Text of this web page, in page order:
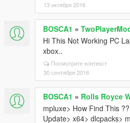
13 октября 2016
BOSCA1 »
Hi This Not Working PC
xbox..
Посмотрите контекст
30 сентября 2016
BOSCA1 » Rolls Royce
mpluxe> How Find This ??
Update> x64> dlcpacks>